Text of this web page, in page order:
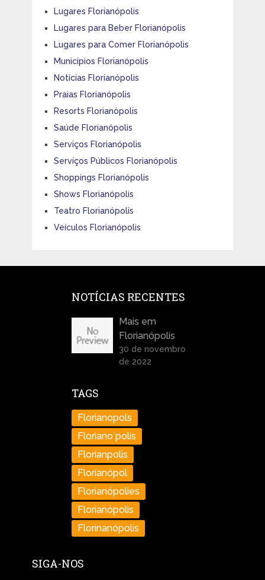
Lugares Florianópolis
Lugares para Beber Florianópolis
Lugares para Comer Florianópolis
Municípios Florianópolis
Notícias Florianópolis
Praias Florianópolis
Resorts Florianópolis
Saúde Florianópolis
Serviços Florianópolis
Serviços Públicos Florianópolis
Shoppings Florianópolis
Shows Florianópolis
Teatro Florianópolis
Veículos Florianópolis
NOTÍCIAS RECENTES
Mais em
Florianópolis
30 de novembro
de 2022
TAGS
Florianopols
Floriano´polis
Florianpolis
Florianópol
Florianópolies
Florianópolis
Florinanópolis
SIGA-NOS